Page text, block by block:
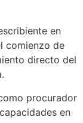
en
comienzo de
directo del
procurador
en